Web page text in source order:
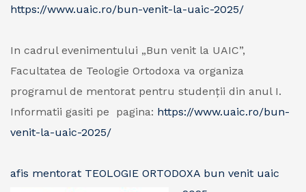
https://www.uaic.ro/bun-venit-la-uaic-2025/
In cadrul evenimentului „Bun venit la UAIC”,
Facultatea de Teologie Ortodoxa va organiza
programul de mentorat pentru studenții din anul I.
Informatii gasiti pe pagina: https://www.uaic.ro/bun-
venit-la-uaic-2025/
afis mentorat TEOLOGIE ORTODOXA bun venit uaic